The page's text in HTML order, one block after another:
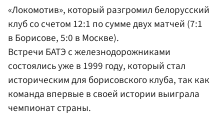
«Локомотив», который разгромил белорусский
клуб со счетом 12:1 по сумме двух матчей (7:1
в Борисове, 5:0 в Москве).
Встречи БАТЭ с железнодорожниками
состоялись уже в 1999 году, который стал
историческим для борисовского клуба, так как
команда впервые в своей истории выиграла
чемпионат страны.